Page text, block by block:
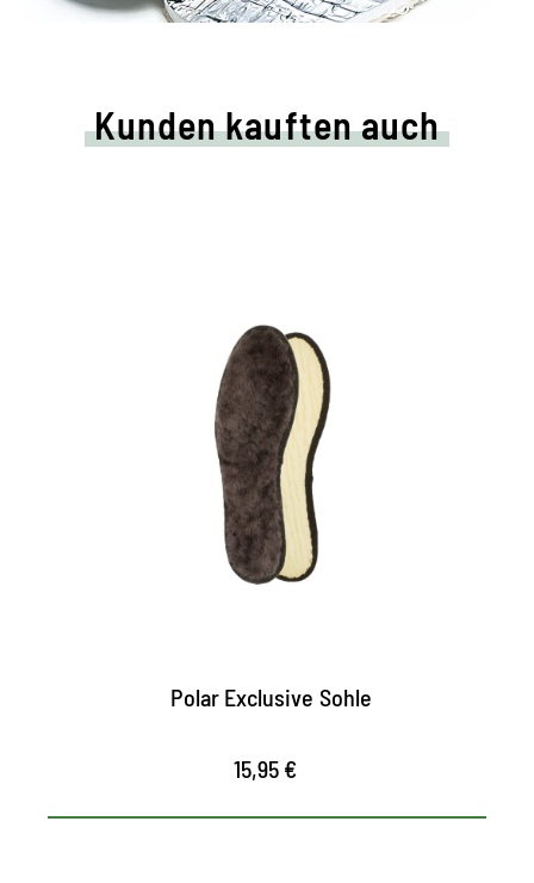
Kunden kauften auch
Kuschelige Wintersohle
Lammfell-Einlage mit wollig-weicher
wärmt den Fuß selbst bei empfindlich
kalten Temperaturen
Polar Exclusive Sohle
15,95 €